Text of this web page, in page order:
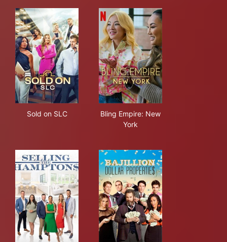
Sold on SLC
Bling Empire: New
York